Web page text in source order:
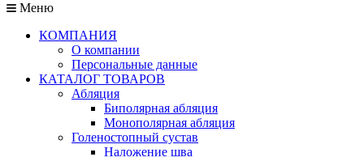
Меню
КОМПАНИЯ
О компании
Персональные данные
КАТАЛОГ ТОВАРОВ
Абляция
Биполярная абляция
Монополярная абляция
Голеностопный сустав
Наложение шва